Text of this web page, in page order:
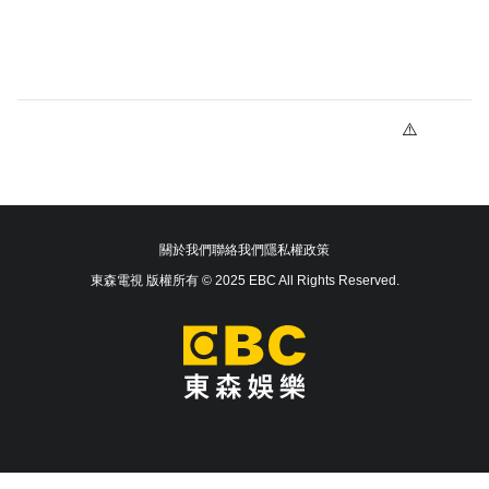
關於我們聯絡我們隱私權政策
東森電視 版權所有 © 2025 EBC All Rights Reserved.